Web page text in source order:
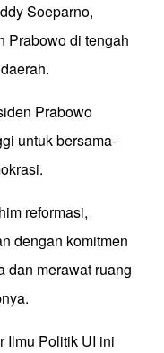
Soeparno,
Prabowo di tengah
Prabowo
untuk bersama-
reformasi,
dengan komitmen
dan merawat ruang
Ilmu Politik UI ini